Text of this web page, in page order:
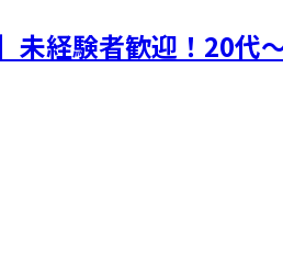
未経験者歓迎！20